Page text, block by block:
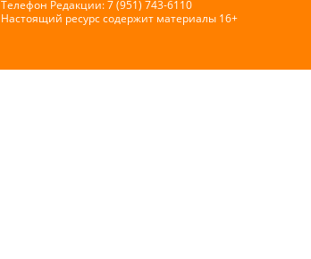
Телефон Редакции: 7 (951) 743-6110
Настоящий ресурс содержит материалы 16+